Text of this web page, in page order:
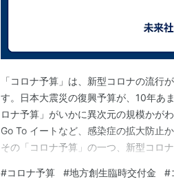
「コロナ予算」は、新型コロナの流行
す。日本大震災の復興予算が、10年あ
ロナ予算」がいかに異次元の規模かが
Go To イートなど、感染症の拡大防止
その「コロナ予算」の一つ、新型コロ
のWiFi整備（北海道浦幌町、熊本県美
#コロナ予算 #地方創生臨時交付金 #